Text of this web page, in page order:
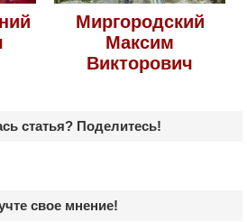
Миргородский
Максим
Викторович
статья? Поделитесь!
свое мнение!